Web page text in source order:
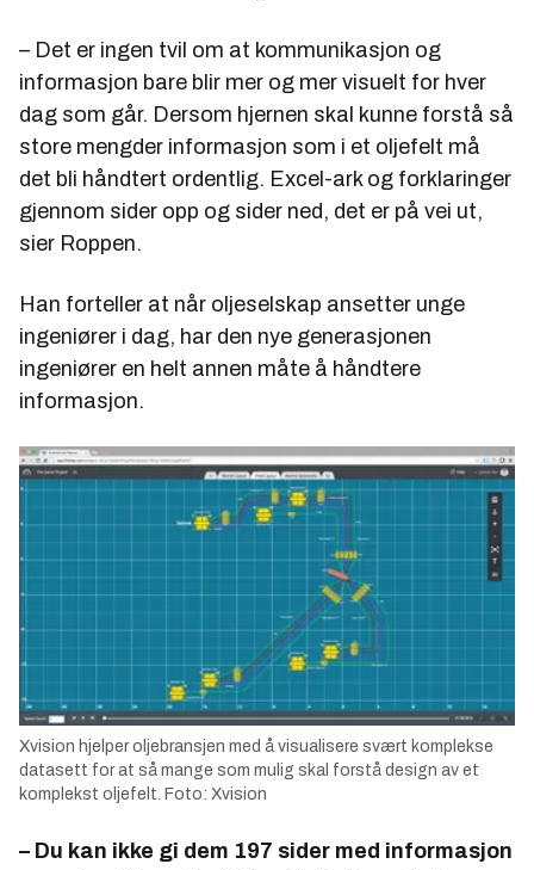
– Det er ingen tvil om at kommunikasjon og
informasjon bare blir mer og mer visuelt for hver
dag som går. Dersom hjernen skal kunne forstå så
store mengder informasjon som i et oljefelt må
det bli håndtert ordentlig. Excel-ark og forklaringer
gjennom sider opp og sider ned, det er på vei ut,
sier Roppen.
Han forteller at når oljeselskap ansetter unge
ingeniører i dag, har den nye generasjonen
ingeniører en helt annen måte å håndtere
informasjon.
Xvision hjelper oljebransjen med å visualisere svært komplekse
datasett for at så mange som mulig skal forstå design av et
komplekst oljefelt. Foto: Xvision
– Du kan ikke gi dem 197 sider med informasjon